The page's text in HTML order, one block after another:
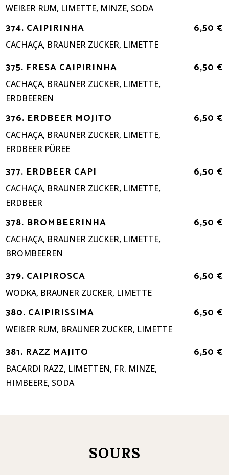
WEIßER RUM, LIMETTE, MINZE, SODA
374. CAIPIRINHA
CACHAÇA, BRAUNER ZUCKER, LIMETTE
6,50 €
375. FRESA CAIPIRINHA
CACHAÇA, BRAUNER ZUCKER, LIMETTE,
ERDBEEREN
6,50 €
376. ERDBEER MOJITO
CACHAÇA, BRAUNER ZUCKER, LIMETTE,
ERDBEER PÜREE
6,50 €
377. ERDBEER CAPI
CACHAÇA, BRAUNER ZUCKER, LIMETTE,
ERDBEER
6,50 €
378. BROMBEERINHA
CACHAÇA, BRAUNER ZUCKER, LIMETTE,
BROMBEEREN
6,50 €
379. CAIPIROSCA
WODKA, BRAUNER ZUCKER, LIMETTE
6,50 €
380. CAIPIRISSIMA
WEIßER RUM, BRAUNER ZUCKER, LIMETTE
6,50 €
381. RAZZ MAJITO
BACARDI RAZZ, LIMETTEN, FR. MINZE,
HIMBEERE, SODA
6,50 €
SOURS